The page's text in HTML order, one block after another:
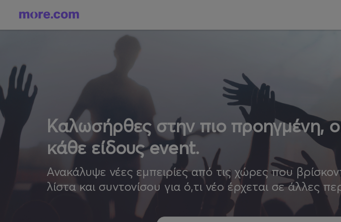
Καλωσήρθες στην πιο προηγμένη,
κάθε είδους event.
Ανακάλυψε νέες εμπειρίες από τις χώρες που
λίστα και συντονίσου για ό,τι νέο έρχεται σε άλλες